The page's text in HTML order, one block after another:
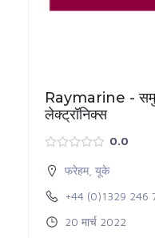
Raymarine -
लेक्ट्रॉनिक्स
0.0
फरेहम, यूके
+44 (0)1329 246
20 मार्च 2022